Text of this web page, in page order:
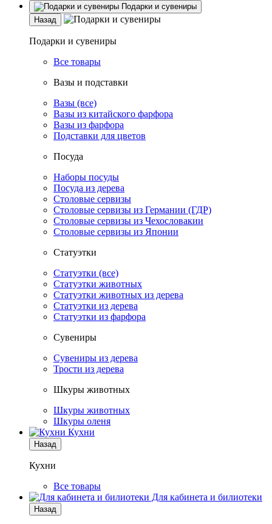
Подарки и сувениры
Назад
Подарки и сувениры
Все товары
Вазы и подставки
Вазы (все)
Вазы из китайского фарфора
Вазы из фарфора
Подставки для цветов
Посуда
Наборы посуды
Посуда из дерева
Столовые сервизы
Столовые сервизы из Германии (ГДР)
Столовые сервизы из Чехословакии
Столовые сервизы из Японии
Статуэтки
Статуэтки (все)
Статуэтки животных
Статуэтки животных из дерева
Статуэтки из дерева
Статуэтки из фарфора
Сувениры
Сувениры из дерева
Трости из дерева
Шкуры животных
Шкуры животных
Шкуры оленя
Кухни
Назад
Кухни
Все товары
Для кабинета и билиотеки
Назад